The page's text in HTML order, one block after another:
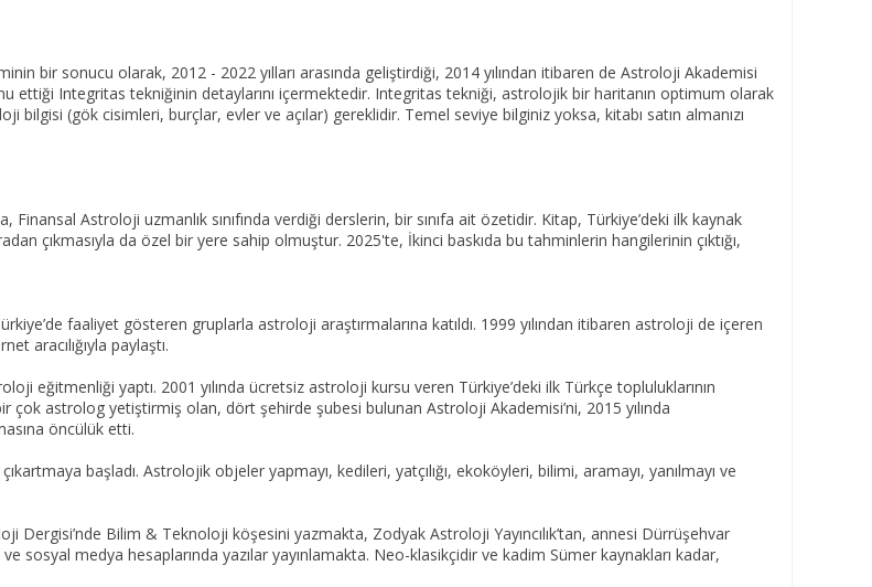
bir sonucu olarak, 2012 - 2022 yılları arasında geliştirdiği, 2014 yılından itibaren de Astroloji Akademisi
ettiği Integritas tekniğinin detaylarını içermektedir. Integritas tekniği, astrolojik bir haritanın optimum olarak
bilgisi (gök cisimleri, burçlar, evler ve açılar) gereklidir. Temel seviye bilginiz yoksa, kitabı satın almanızı
Astroloji uzmanlık sınıfında verdiği derslerin, bir sınıfa ait özetidir. Kitap, Türkiye’deki ilk kaynak
çıkmasıyla da özel bir yere sahip olmuştur. 2025'te, İkinci baskıda bu tahminlerin hangilerinin çıktığı,
faaliyet gösteren gruplarla astroloji araştırmalarına katıldı. 1999 yılından itibaren astroloji de içeren
aracılığıyla paylaştı.
eğitmenliği yaptı. 2001 yılında ücretsiz astroloji kursu veren Türkiye’deki ilk Türkçe topluluklarının
çok astrolog yetiştirmiş olan, dört şehirde şubesi bulunan Astroloji Akademisi’ni, 2015 yılında
öncülük etti.
başladı. Astrolojik objeler yapmayı, kedileri, yatçılığı, ekoköyleri, bilimi, aramayı, yanılmayı ve
Bilim & Teknoloji köşesini yazmakta, Zodyak Astroloji Yayıncılık’tan, annesi Dürrüşehvar
sosyal medya hesaplarında yazılar yayınlamakta. Neo-klasikçidir ve kadim Sümer kaynakları kadar,